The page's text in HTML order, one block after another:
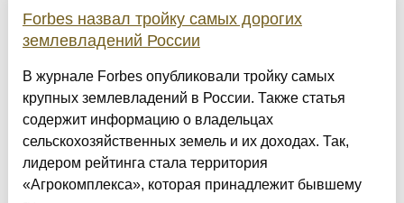
Forbes назвал тройку самых дорогих
землевладений России
В журнале Forbes опубликовали тройку самых
крупных землевладений в России. Также статья
содержит информацию о владельцах
сельскохозяйственных земель и их доходах. Так,
лидером рейтинга стала территория
«Агрокомплекса», которая принадлежит бывшему